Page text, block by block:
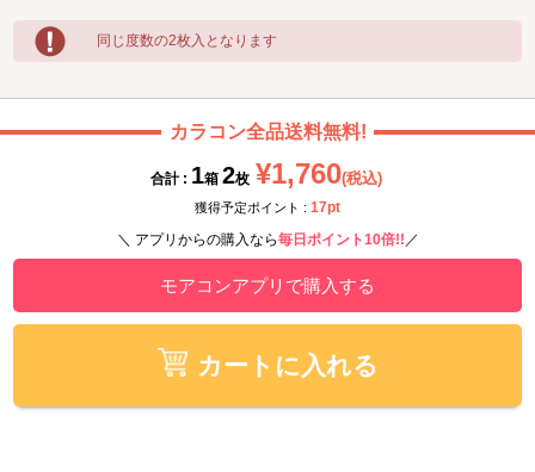
同じ度数の2枚入となります
カラコン全品送料無料!
合計 : 1箱 2枚 ¥1,760(税込)
獲得予定ポイント : 17pt
＼ アプリからの購入なら毎日ポイント10倍!! ／
モアコンアプリで購入する
カートに入れる